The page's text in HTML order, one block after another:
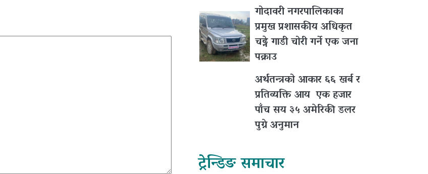
गोदावरी नगरपालिकाका
प्रमुख प्रशासकीय अधिकृत
चढ्ने गाडी चोरी गर्ने एक जना
पक्राउ
अर्थतन्त्रको आकार ६६ खर्ब र
प्रतिव्यक्ति आय एक हजार
पाँच सय ३५ अमेरिकी डलर
पुग्ने अनुमान
ट्रेन्डिङ समाचार